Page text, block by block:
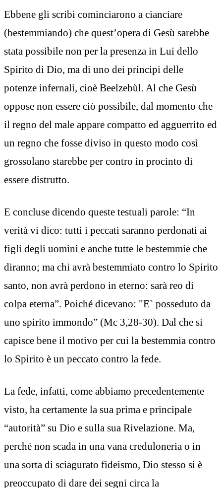
Ebbene gli scribi cominciarono a cianciare
(bestemmiando) che quest’opera di Gesù sarebbe
stata possibile non per la presenza in Lui dello
Spirito di Dio, ma di uno dei principi delle
potenze infernali, cioè Beelzebùl. Al che Gesù
oppose non essere ciò possibile, dal momento che
il regno del male appare compatto ed agguerrito ed
un regno che fosse diviso in questo modo così
grossolano starebbe per contro in procinto di
essere distrutto.
E concluse dicendo queste testuali parole: “In
verità vi dico: tutti i peccati saranno perdonati ai
figli degli uomini e anche tutte le bestemmie che
diranno; ma chi avrà bestemmiato contro lo Spirito
santo, non avrà perdono in eterno: sarà reo di
colpa eterna”. Poiché dicevano: "E` posseduto da
uno spirito immondo” (Mc 3,28-30). Dal che si
capisce bene il motivo per cui la bestemmia contro
lo Spirito è un peccato contro la fede.
La fede, infatti, come abbiamo precedentemente
visto, ha certamente la sua prima e principale
“autorità” su Dio e sulla sua Rivelazione. Ma,
perché non scada in una vana creduloneria o in
una sorta di sciagurato fideismo, Dio stesso si è
preoccupato di dare dei segni circa la